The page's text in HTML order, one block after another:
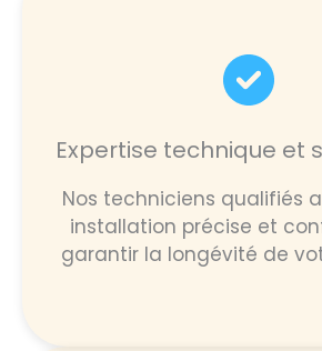
Expertise technique et
Nos techniciens qualifiés
installation précise et
garantir la longévité de